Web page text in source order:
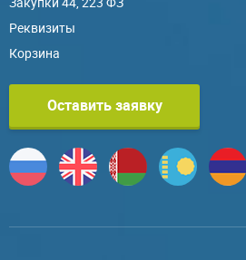
Реквизиты
Корзина
Оставить заявку